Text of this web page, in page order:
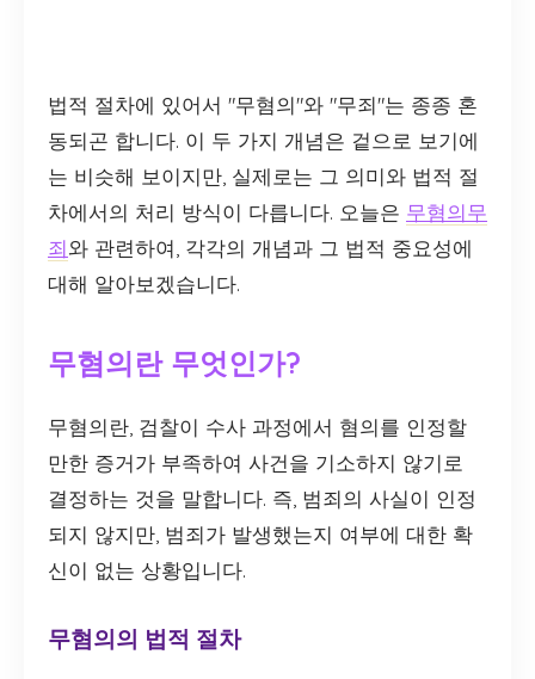
법적 절차에 있어서 "무혐의"와 "무죄"는 종종 혼
동되곤 합니다. 이 두 가지 개념은 겉으로 보기에
는 비슷해 보이지만, 실제로는 그 의미와 법적 절
차에서의 처리 방식이 다릅니다. 오늘은 무혐의무
죄와 관련하여, 각각의 개념과 그 법적 중요성에
대해 알아보겠습니다.
무혐의란 무엇인가?
무혐의란, 검찰이 수사 과정에서 혐의를 인정할
만한 증거가 부족하여 사건을 기소하지 않기로
결정하는 것을 말합니다. 즉, 범죄의 사실이 인정
되지 않지만, 범죄가 발생했는지 여부에 대한 확
신이 없는 상황입니다.
무혐의의 법적 절차